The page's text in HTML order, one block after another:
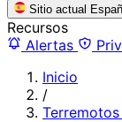
Sitio actual
Recursos
Alertas
Inicio
/